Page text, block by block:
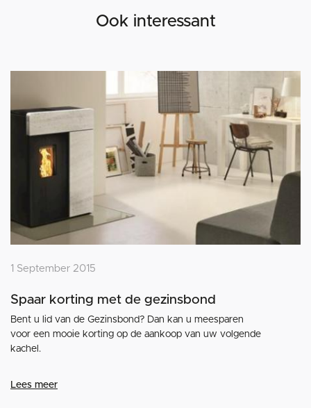
Ook interessant
1 September 2015
Spaar korting met de gezinsbond
Bent u lid van de Gezinsbond? Dan kan u meesparen
voor een mooie korting op de aankoop van uw volgende
kachel.
Lees meer